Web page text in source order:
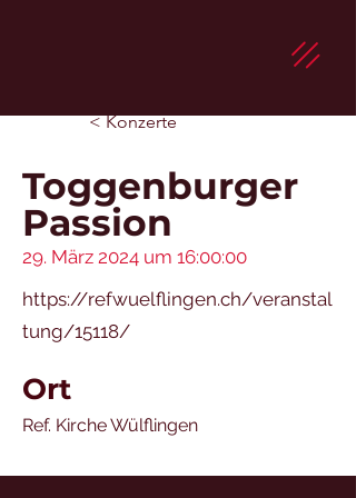
< Konzerte
Toggenburger
Passion
29. März 2024 um 16:00:00
https://refwuelflingen.ch/veranstal
tung/15118/
Ort
Ref. Kirche Wülflingen